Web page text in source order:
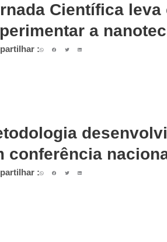
Científica
a
:
conferência
: